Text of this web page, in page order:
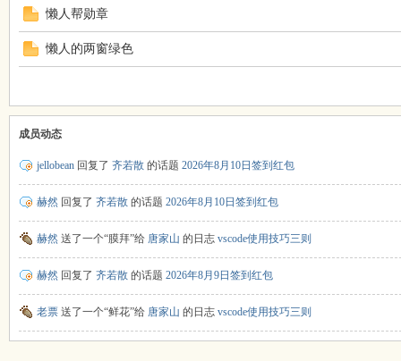
懒人帮勋章
懒人的两窗绿色
成员动态
jellobean 回复了 齐若散 的话题 2026年8月10日签到红包
赫然 回复了 齐若散 的话题 2026年8月10日签到红包
赫然 送了一个“膜拜”给 唐家山 的日志 vscode使用技巧三则
赫然 回复了 齐若散 的话题 2026年8月9日签到红包
老票 送了一个“鲜花”给 唐家山 的日志 vscode使用技巧三则